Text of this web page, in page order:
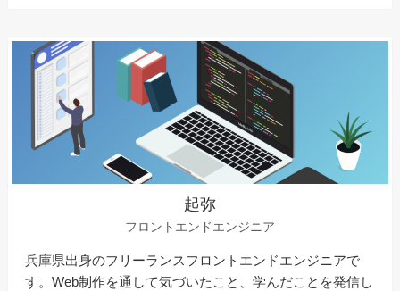
起弥
フロントエンドエンジニア
兵庫県出身のフリーランスフロントエンドエンジニアで
す。Web制作を通して気づいたこと、学んだことを発信し